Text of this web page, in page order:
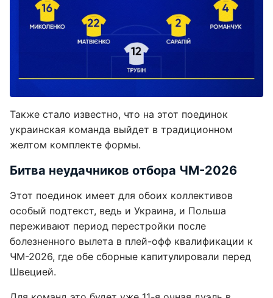
Также стало известно, что на этот поединок
украинская команда выйдет в традиционном
желтом комплекте формы.
Битва неудачников отбора ЧМ-2026
Этот поединок имеет для обоих коллективов
особый подтекст, ведь и Украина, и Польша
переживают период перестройки после
болезненного вылета в плей-офф квалификации к
ЧМ-2026, где обе сборные капитулировали перед
Швецией.